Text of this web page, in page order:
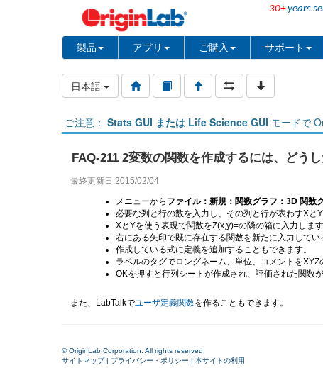
30+years
製品 アプリ ご購入 サポート
日本語
ご注意： Stats GUI または Life Science GUI モードで
FAQ-211 2変数の関数を作成するには、どう
最終更新日:2015/02/04
メニューから ファイル：新規：関数グラフ：3D 関数
必要な列と行の数を入力し、その列と行が表わすXと
XとYを使う表現で関数をZ(x,y)=の隣の箱に入力します
右にある矢印で既に存在する関数を新たに入力してい
作成している式に定義を追加することもできます。
ラベルのタグでロングネーム、単位、コメントをXYZ
OKを押すと行列シートが作成され、評価された関数が
また、LabTalkでユーザ定義関数を作ることもできます。
© OriginLab Corporation. All rights reserved.
サイトマップ| プライバシー・ポリシー | 本サイトの利用